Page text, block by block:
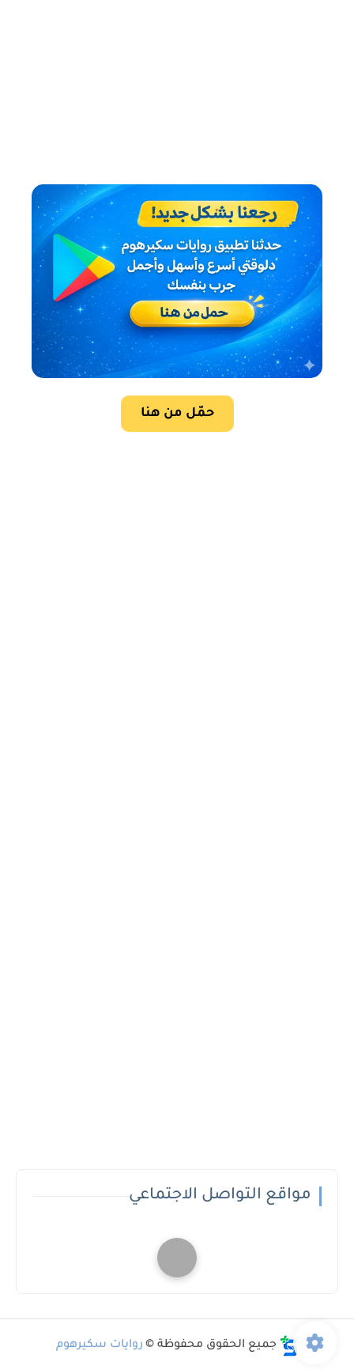
حمّل من هنا
مواقع التواصل الاجتماعي
جميع الحقوق محفوظة © روايات سكيرهوم